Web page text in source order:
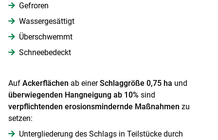
Gefroren
Wassergesättigt
Überschwemmt
Schneebedeckt
Auf Ackerflächen ab einerSchlaggröße 0,75 ha und
überwiegenden Hangneigung ab 10% sind
verpflichtenden erosionsmindernde Maßnahmen zu
setzen:
Untergliederung des Schlags in Teilstücke durch